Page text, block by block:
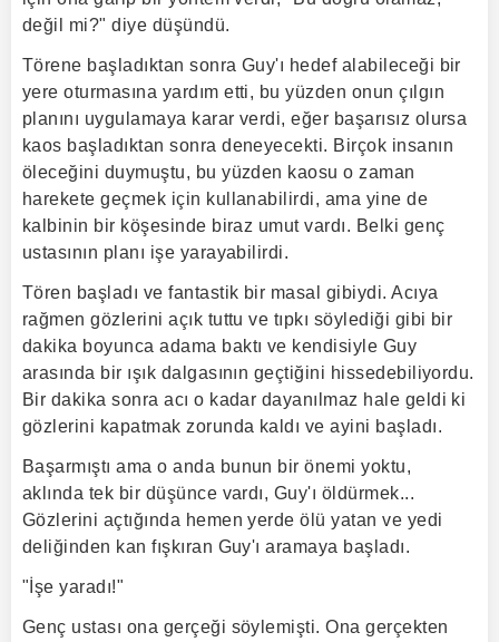
değil mi?" diye düşündü.
Törene başladıktan sonra Guy'ı hedef alabileceği bir
yere oturmasına yardım etti, bu yüzden onun çılgın
planını uygulamaya karar verdi, eğer başarısız olursa
kaos başladıktan sonra deneyecekti. Birçok insanın
öleceğini duymuştu, bu yüzden kaosu o zaman
harekete geçmek için kullanabilirdi, ama yine de
kalbinin bir köşesinde biraz umut vardı. Belki genç
ustasının planı işe yarayabilirdi.
Tören başladı ve fantastik bir masal gibiydi. Acıya
rağmen gözlerini açık tuttu ve tıpkı söylediği gibi bir
dakika boyunca adama baktı ve kendisiyle Guy
arasında bir ışık dalgasının geçtiğini hissedebiliyordu.
Bir dakika sonra acı o kadar dayanılmaz hale geldi ki
gözlerini kapatmak zorunda kaldı ve ayini başladı.
Başarmıştı ama o anda bunun bir önemi yoktu,
aklında tek bir düşünce vardı, Guy'ı öldürmek...
Gözlerini açtığında hemen yerde ölü yatan ve yedi
deliğinden kan fışkıran Guy'ı aramaya başladı.
"İşe yaradı!"
Genç ustası ona gerçeği söylemişti. Ona gerçekten